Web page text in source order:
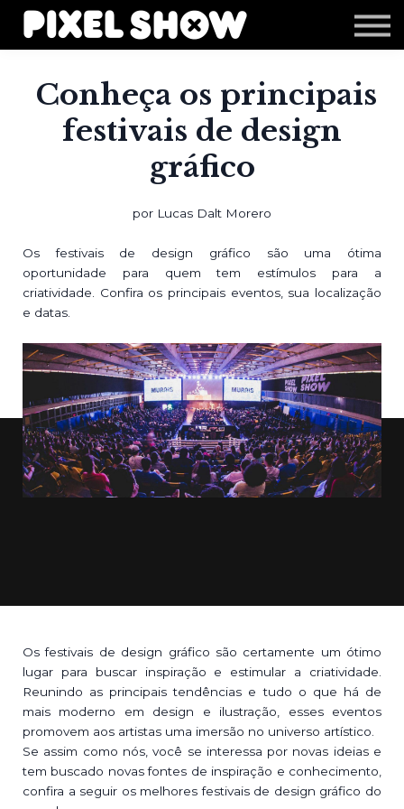
Shop
Revista Zupi
Login
Conheça os principais
festivais de design
gráfico
por Lucas Dalt Morero
Os festivais de design gráfico são uma ótima
oportunidade para quem tem estímulos para a
criatividade. Confira os principais eventos, sua localização
e datas.
Os festivais de design gráfico são certamente um ótimo
lugar para buscar inspiração e estimular a criatividade.
Reunindo as principais tendências e tudo o que há de
mais moderno em design e ilustração, esses eventos
promovem aos artistas uma imersão no universo artístico.
Se assim como nós, você se interessa por novas ideias e
tem buscado novas fontes de inspiração e conhecimento,
confira a seguir os melhores festivais de design gráfico do